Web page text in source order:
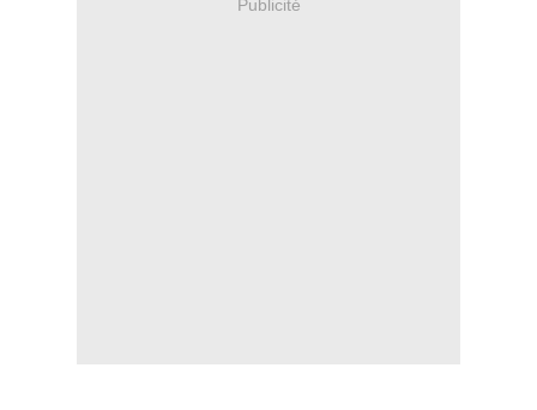
Publicité